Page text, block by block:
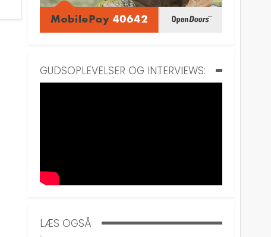
GUDSOPLEVELSER OG INTERVIEWS:
LÆS OGSÅ